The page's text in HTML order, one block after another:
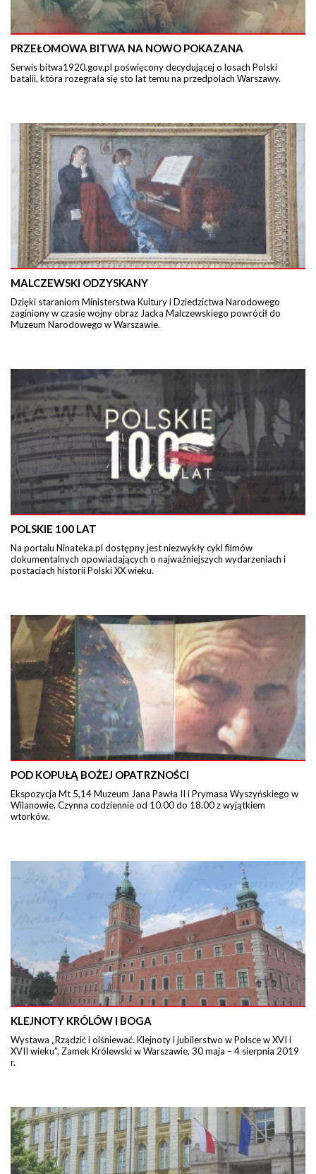
PRZEŁOMOWA BITWA NA NOWO POKAZANA
Serwis bitwa1920.gov.pl poświęcony decydującej o losach Polski
batalii, która rozegrała się sto lat temu na przedpolach Warszawy.
MALCZEWSKI ODZYSKANY
Dzięki staraniom Ministerstwa Kultury i Dziedzictwa Narodowego
zaginiony w czasie wojny obraz Jacka Malczewskiego powrócił do
Muzeum Narodowego w Warszawie.
POLSKIE 100 LAT
Na portalu Ninateka.pl dostępny jest niezwykły cykl filmów
dokumentalnych opowiadających o najważniejszych wydarzeniach i
postaciach historii Polski XX wieku.
POD KOPUŁĄ BOŻEJ OPATRZNOŚCI
Ekspozycja Mt 5,14 Muzeum Jana Pawła II i Prymasa Wyszyńskiego w
Wilanowie. Czynna codziennie od 10.00 do 18.00 z wyjątkiem
wtorków.
KLEJNOTY KRÓLÓW I BOGA
Wystawa „Rządzić i olśniewać. Klejnoty i jubilerstwo w Polsce w XVI i
XVII wieku”, Zamek Królewski w Warszawie, 30 maja – 4 sierpnia 2019
r.